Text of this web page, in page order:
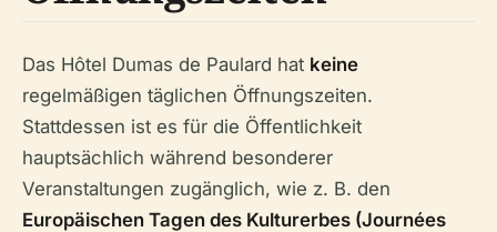
Das Hôtel Dumas de Paulard hat keine
regelmäßigen täglichen Öffnungszeiten.
Stattdessen ist es für die Öffentlichkeit
hauptsächlich während besonderer
Veranstaltungen zugänglich, wie z. B. den
Europäischen Tagen des Kulturerbes (Journées